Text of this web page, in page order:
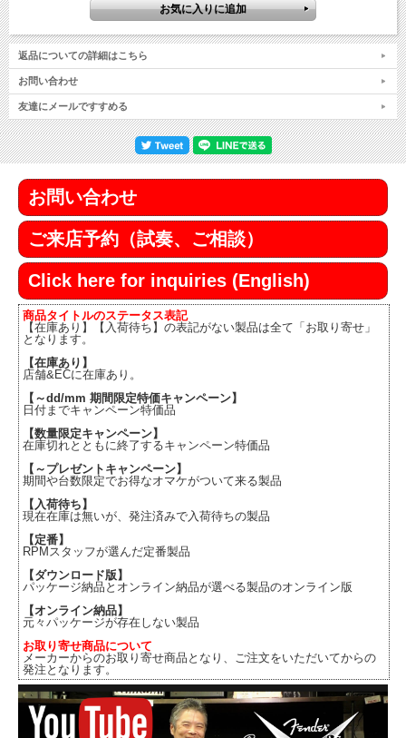
返品についての詳細はこちら
お問い合わせ
友達にメールですすめる
お問い合わせ
ご来店予約（試奏、ご相談）
Click here for inquiries (English)
商品タイトルのステータス表記
【在庫あり】【入荷待ち】の表記がない製品は全て「お取り寄せ」
となります。
【在庫あり】
店舗&ECに在庫あり。
【～dd/mm 期間限定特価キャンペーン】
日付までキャンペーン特価品
【数量限定キャンペーン】
在庫切れとともに終了するキャンペーン特価品
【～プレゼントキャンペーン】
期間や台数限定でお得なオマケがついて来る製品
【入荷待ち】
現在在庫は無いが、発注済みで入荷待ちの製品
【定番】
RPMスタッフが選んだ定番製品
【ダウンロード版】
パッケージ納品とオンライン納品が選べる製品のオンライン版
【オンライン納品】
元々パッケージが存在しない製品
お取り寄せ商品について
メーカーからのお取り寄せ商品となり、ご注文をいただいてからの
発注となります。